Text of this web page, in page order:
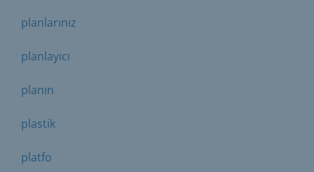
planlarınız
planlayıcı
planın
plastik
platfo